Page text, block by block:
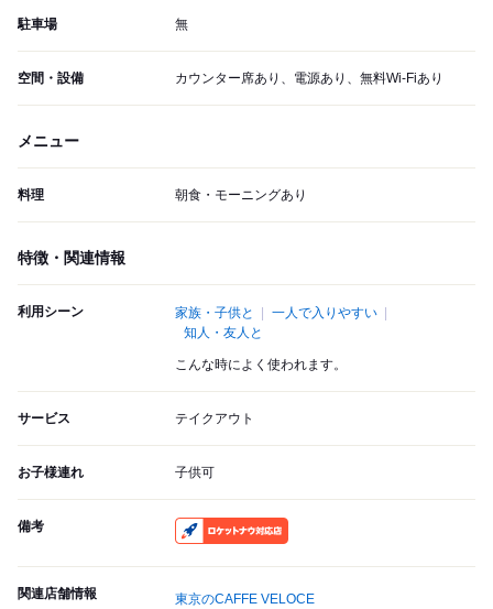
駐車場 無
空間・設備 カウンター席あり、電源あり、無料Wi-Fiあり
メニュー
料理 朝食・モーニングあり
特徴・関連情報
利用シーン 家族・子供と
一人で入りやすい
知人・友人と
こんな時によく使われます。
サービス テイクアウト
お子様連れ 子供可
備考
関連店舗情報
東京のCAFFE VELOCE